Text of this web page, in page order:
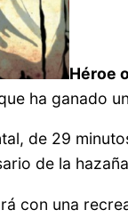
Héroe
ha ganado
de 29
de la
con una